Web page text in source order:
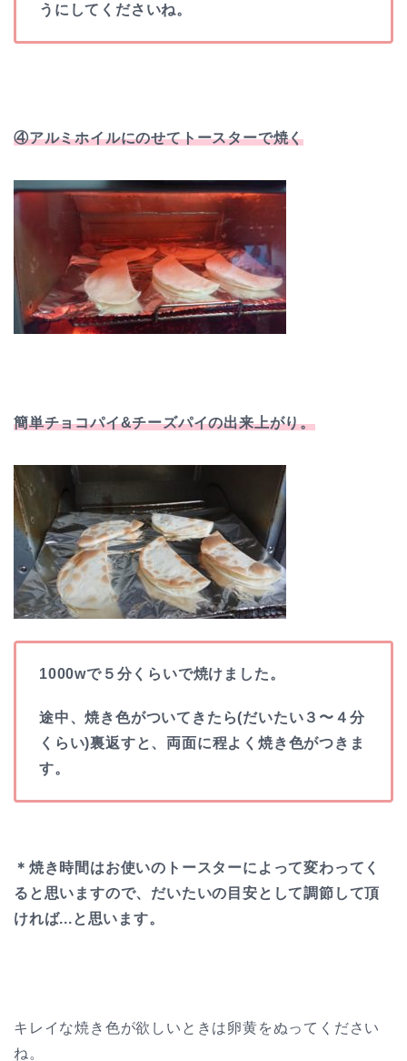
うにしてくださいね。
④アルミホイルにのせてトースターで焼く
簡単チョコパイ&チーズパイの出来上がり。
1000wで５分くらいで焼けました。
途中、焼き色がついてきたら(だいたい３〜４分
くらい)裏返すと、両面に程よく焼き色がつきま
す。
＊焼き時間はお使いのトースターによって変わってく
ると思いますので、だいたいの目安として調節して頂
ければ...と思います。
キレイな焼き色が欲しいときは卵黄をぬってください
ね。